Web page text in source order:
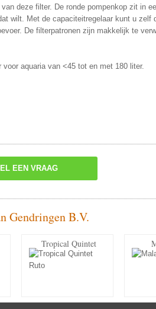
deze filter. De ronde pompenkop zit in
wilt. Met de capaciteitregelaar kunt u zelf
De filterpatronen zijn makkelijk te
voor aquaria van <45 tot en met 180 liter.
EEN VRAAG
Gendringen B.V.
Tropical Quintet